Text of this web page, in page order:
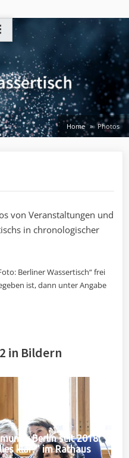
Home Photos
von Veranstaltungen und
in chronologischer
Berliner Wassertisch“ frei
ist, dann unter Angabe
in Bildern
Berlin seit 2018:
klar?" im Rathaus